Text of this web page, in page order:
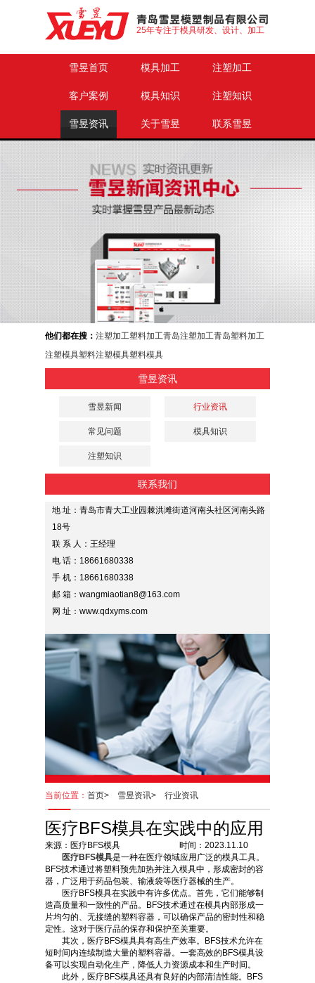
25年专注于模具研发、设计、加工
雪昱首页 模具加工 注塑加工
客户案例 模具知识 注塑知识
雪昱资讯 关于雪昱 联系雪昱
他们都在搜： 注塑加工塑料加工青岛注塑加工青岛塑料加工
注塑模具塑料注塑模具塑料模具
雪昱资讯
雪昱新闻 行业资讯
常见问题 模具知识
注塑知识
联系我们
地 址：青岛市青大工业园棘洪滩街道河南头社区河南头路
18号
联 系 人：王经理
电 话：18661680338
手 机：18661680338
邮 箱：wangmiaotian8@163.com
网 址：www.qdxyms.com
当前位置： 首页> 雪昱资讯> 行业资讯
医疗BFS模具在实践中的应用
来源：医疗BFS模具 时间：2023.11.10
医疗BFS模具是一种在医疗领域应用广泛的模具工具。
BFS技术通过将塑料预先加热并注入模具中，形成密封的容
器，广泛用于药品包装、输液袋等医疗器械的生产。
医疗BFS模具在实践中有许多优点。首先，它们能够制
造高质量和一致性的产品。BFS技术通过在模具内部形成一
片均匀的、无接缝的塑料容器，可以确保产品的密封性和稳
定性。这对于医疗品的保存和保护至关重要。
其次，医疗BFS模具具有高生产效率。BFS技术允许在
短时间内连续制造大量的塑料容器。一套高效的BFS模具设
备可以实现自动化生产，降低人力资源成本和生产时间。
此外，医疗BFS模具还具有良好的内部清洁性能。BFS